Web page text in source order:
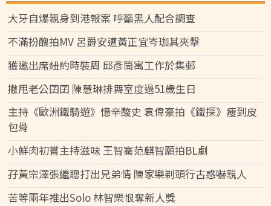
大牙自爆親身到港報案 呼籲黑人配合調查
不滿扮醜拍MV 呂爵安遭黃正宜岑珈其夾擊
獲邀出席紐約時裝周 邱彥筒寓工作於集郵
撇甩老公囝囝 陳慧琳排舞室度過51歲生日
主持《歐洲鐵騎遊》憶辛酸史 袁偉豪拍《鐵探》瘦到皮
包骨
小鮮肉初嘗主持滋味 王智騫范麒智願拍BL劇
孖黃宗澤張繼聰打出兄弟情 陳家樂剃頭行古惑嚇親人
苦等兩年推出Solo 林智樂恨奪新人獎